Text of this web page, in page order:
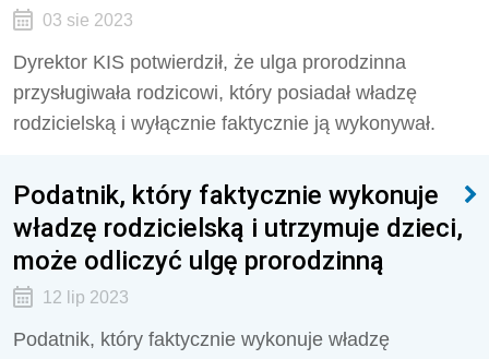
03 sie 2023
Dyrektor KIS potwierdził, że ulga prorodzinna
przysługiwała rodzicowi, który posiadał władzę
rodzicielską i wyłącznie faktycznie ją wykonywał.
Podatnik, który faktycznie wykonuje
władzę rodzicielską i utrzymuje dzieci,
może odliczyć ulgę prorodzinną
12 lip 2023
Podatnik, który faktycznie wykonuje władzę